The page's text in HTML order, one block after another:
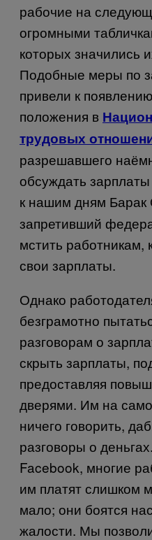
рабочие на
огромными
которых значились
Подобные меры по
привели к
положения в
трудовых
разрешавшего
обсуждать
к нашим дням Барак
запретивший
мстить работникам,
свои зарплаты.
Однако
безграмотно
разговорам о
скрыть зарплаты,
предоставляя
дверями. Им на
ничего говорить,
разговоры о
Facebook, многие
им платят слишком
мало; они боятся
жалости. Мы